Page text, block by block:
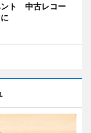
ント 中古レコー